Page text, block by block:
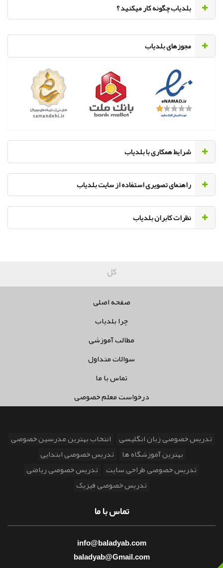
‌بلدیاب چگونه کار میکنید ؟
مجوزهای بلدیاب
‌شرایط همکاری با بلدیاب
راهنمای تصویری استفاده از سایت بلدیاب
نظرات کابران بلدیاب
کلیه حقوق
صفحه اصلی
چرا بلدیاب
مطالب آموزشی
سوالات متداول
تماس با ما
درخواست معلم خصوصی
تدریس خصوصی زبان انگلیسی انتخاب بهترین مدرسین خصوصی
بهترین آموزشگاه ها تدریس خصوصی ابتدایی
تدریس خصوصی طراحی سایت تدریس خصوصی ریاضی
تدریس خصوصی فیزیک
تماس با ما
info@baladyab.com
baladyab@Gmail.com